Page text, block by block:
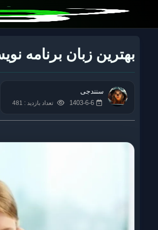
بهترین زبان برنامه
سنندجی
1403-6-6 تعداد بازدید : 481